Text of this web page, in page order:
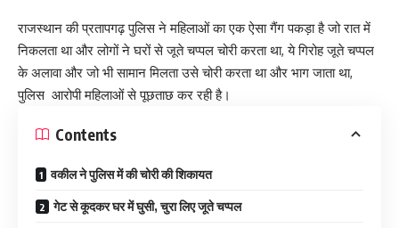
राजस्थान की प्रतापगढ़ पुलिस ने महिलाओं का एक ऐसा गैंग पकड़ा है जो रात में
निकलता था और लोगों ने घरों से जूते चप्पल चोरी करता था, ये गिरोह जूते चप्पल
के अलावा और जो भी सामान मिलता उसे चोरी करता था और भाग जाता था,
पुलिस आरोपी महिलाओं से पूछताछ कर रही है।
Contents
वकील ने पुलिस में की चोरी की शिकायत
गेट से कूदकर घर में घुसी, चुरा लिए जूते चप्पल